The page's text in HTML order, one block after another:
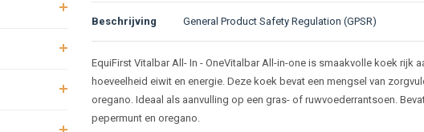
Beschrijving General Product Safety Regulation (GPSR)
Beschrijving
EquiFirst Vitalbar All- In - OneVitalbar All-in-one is smaakvolle koek rijk
hoeveelheid eiwit en energie. Deze koek bevat een mengsel van
oregano. Ideaal als aanvulling op een gras- of ruwvoederrantsoen.
pepermunt en oregano.